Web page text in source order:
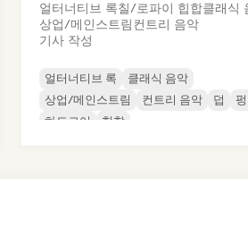
얼터너티브 록칠/로파이 힙합클래식
상업/메인스트림컨트리 음악
기사 작성
얼터너티브 록
클래식 음악
상업/메인스트림
컨트리 음악 덥
하드코어
힙합